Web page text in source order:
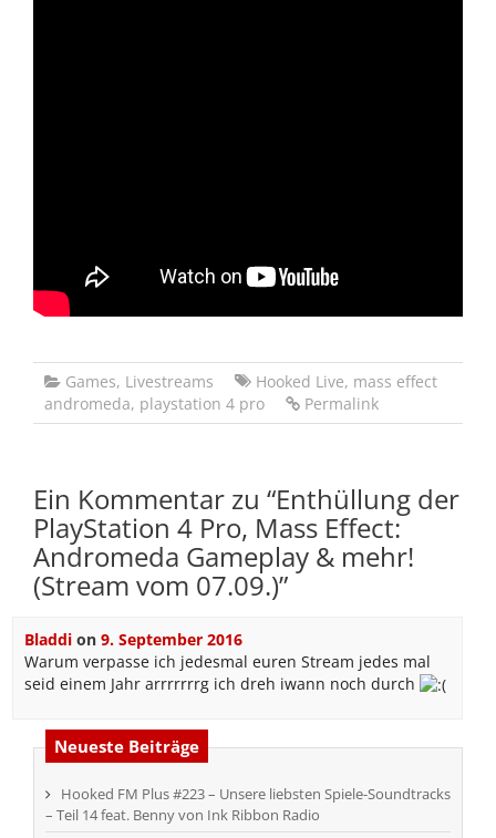
Games, Livestreams Hooked Live, mass effect
andromeda, playstation 4 pro Permalink
Ein Kommentar zu “Enthüllung der
PlayStation 4 Pro, Mass Effect:
Andromeda Gameplay & mehr!
(Stream vom 07.09.)”
Bladdion 9. September 2016
Warum verpasse ich jedesmal euren Stream jedes mal
seid einem Jahr arrrrrrrg ich dreh iwann noch durch
Neueste Beiträge
Hooked FM Plus #223 – Unsere liebsten Spiele-Soundtracks
– Teil 14 feat. Benny von Ink Ribbon Radio